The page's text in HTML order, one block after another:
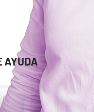
AYUDA